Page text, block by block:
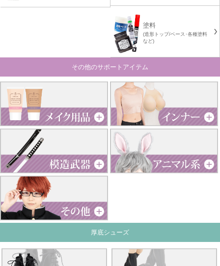
塗料
(造形トップ/ベース･各種塗料
など)
その他のサポートアイテム
厚底シューズ